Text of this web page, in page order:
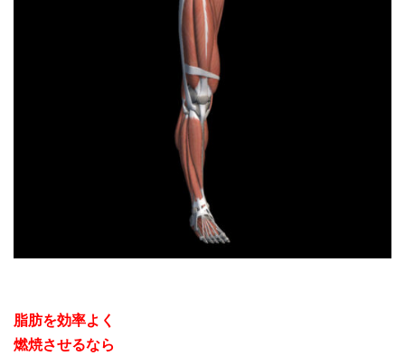
脂肪を効率よく
燃焼させるなら